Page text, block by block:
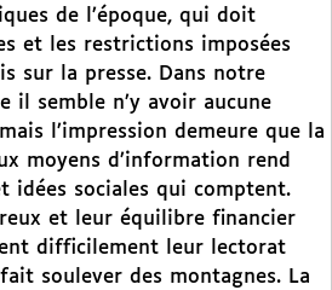
de l’époque, qui doit
et les restrictions imposées
sur la presse. Dans notre
il semble n’y avoir aucune
l’impression demeure que la
moyens d’information rend
idées sociales qui comptent.
et leur équilibre financier
difficilement leur lectorat
soulever des montagnes. La